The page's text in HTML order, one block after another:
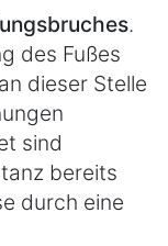
.
des Fußes
dieser Stelle
sind
bereits
durch eine